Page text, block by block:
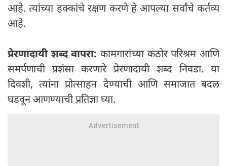
आहे. त्यांच्या हक्कांचे रक्षण करणे हे आपल्या सर्वांचे कर्तव्य
आहे.
प्रेरणादायी शब्द वापरा: कामगारांच्या कठोर परिश्रम आणि
समर्पणाची प्रशंसा करणारे प्रेरणादायी शब्द निवडा. या
दिवशी, त्यांना प्रोत्साहन देण्याची आणि समाजात बदल
घडवून आणण्याची प्रतिज्ञा घ्या.